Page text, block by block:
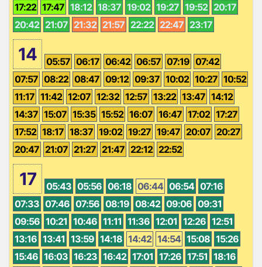
17:22 17:47 18:12 18:37 19:02 19:27 19:52 20:17
20:42 21:07 21:32 21:57 22:22 22:47 23:17
14 05:57 06:17 06:42 06:57 07:19 07:42
07:57 08:22 08:47 09:12 09:37 10:02 10:27 10:52
11:17 11:42 12:07 12:32 12:57 13:22 13:47 14:12
14:37 15:07 15:35 15:52 16:07 16:47 17:02 17:27
17:52 18:17 18:37 19:02 19:27 19:47 20:07 20:27
20:47 21:07 21:27 21:47 22:12 22:52
17 05:43 05:56 06:18 06:44 06:54 07:16
07:33 07:46 07:56 08:19 08:42 09:06 09:31
09:56 10:21 10:46 11:11 11:36 12:01 12:26 12:51
13:16 13:41 13:59 14:18 14:42 14:54 15:08 15:26
15:46 16:03 16:23 16:42 17:01 17:26 17:51 18:16